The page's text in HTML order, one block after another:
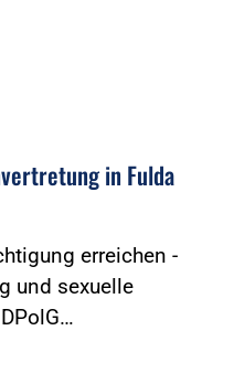
in Fulda
erreichen -
und sexuelle